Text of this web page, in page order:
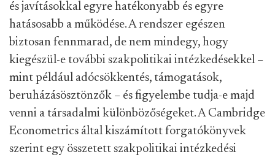
és javításokkal egyre hatékonyabb és egyre
hatásosabb a működése. A rendszer egészen
biztosan fennmarad, de nem mindegy, hogy
kiegészül-e további szakpolitikai intézkedésekkel –
mint például adócsökkentés, támogatások,
beruházásösztönzők – és figyelembe tudja-e majd
venni a társadalmi különbözőségeket. A Cambridge
Econometrics által kiszámított forgatókönyvek
szerint egy összetett szakpolitikai intézkedési